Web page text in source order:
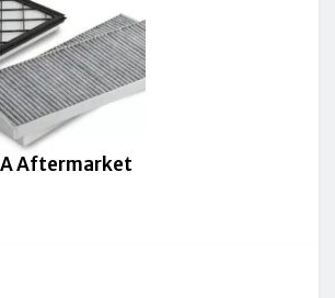
Aftermarket